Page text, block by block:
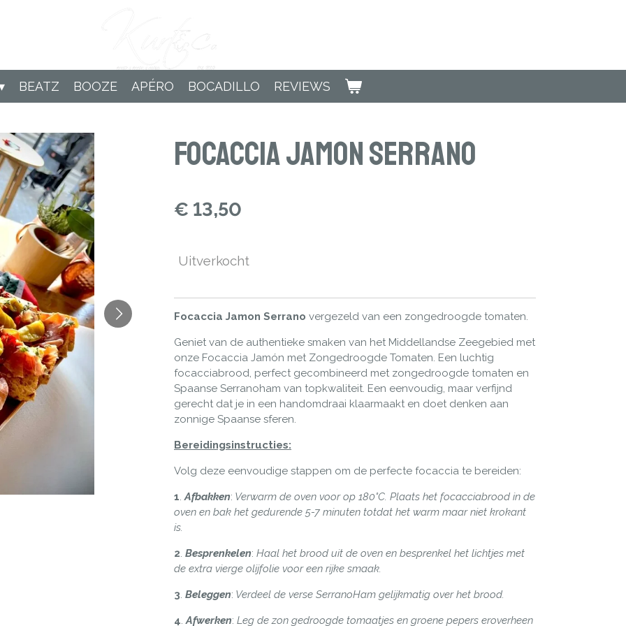
BEATZ BOOZE APÉRO BOCADILLO REVIEWS
Focaccia Jamon Serrano
€ 13,50
Uitverkocht
Focaccia Jamon Serrano vergezeld van een zongedroogde tomaten.
Geniet van de authentieke smaken van het Middellandse Zeegebied met
onze Focaccia Jamón met Zongedroogde Tomaten. Een luchtig
focacciabrood, perfect gecombineerd met zongedroogde tomaten en
Spaanse Serranoham van topkwaliteit. Een eenvoudig, maar verfijnd
gerecht dat je in een handomdraai klaarmaakt en doet denken aan
zonnige Spaanse sferen.
Bereidingsinstructies:
Volg deze eenvoudige stappen om de perfecte focaccia te bereiden:
1. Afbakken: Verwarm de oven voor op 180°C. Plaats het focacciabrood in de
oven en bak het gedurende 5-7 minuten totdat het warm maar niet krokant
is.
2. Besprenkelen: Haal het brood uit de oven en besprenkel het lichtjes met
de extra vierge olijfolie voor een rijke smaak.
3. Beleggen: Verdeel de verse SerranoHam gelijkmatig over het brood.
4. Afwerken: Leg de zon gedroogde tomaatjes en groene pepers eroverheen